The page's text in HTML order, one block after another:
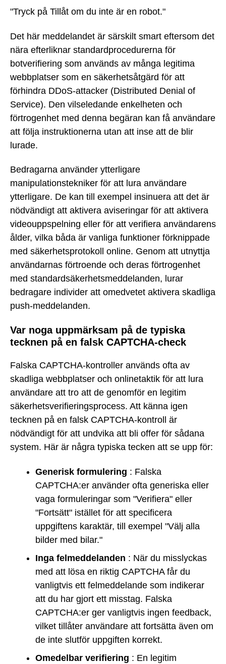
"Tryck på Tillåt om du inte är en robot."
Det här meddelandet är särskilt smart eftersom det
nära efterliknar standardprocedurerna för
botverifiering som används av många legitima
webbplatser som en säkerhetsåtgärd för att
förhindra DDoS-attacker (Distributed Denial of
Service). Den vilseledande enkelheten och
förtrogenhet med denna begäran kan få användare
att följa instruktionerna utan att inse att de blir
lurade.
Bedragarna använder ytterligare
manipulationstekniker för att lura användare
ytterligare. De kan till exempel insinuera att det är
nödvändigt att aktivera aviseringar för att aktivera
videouppspelning eller för att verifiera användarens
ålder, vilka båda är vanliga funktioner förknippade
med säkerhetsprotokoll online. Genom att utnyttja
användarnas förtroende och deras förtrogenhet
med standardsäkerhetsmeddelanden, lurar
bedragare individer att omedvetet aktivera skadliga
push-meddelanden.
Var noga uppmärksam på de typiska
tecknen på en falsk CAPTCHA-check
Falska CAPTCHA-kontroller används ofta av
skadliga webbplatser och onlinetaktik för att lura
användare att tro att de genomför en legitim
säkerhetsverifieringsprocess. Att känna igen
tecknen på en falsk CAPTCHA-kontroll är
nödvändigt för att undvika att bli offer för sådana
system. Här är några typiska tecken att se upp för:
Generisk formulering : Falska
CAPTCHA:er använder ofta generiska eller
vaga formuleringar som "Verifiera" eller
"Fortsätt" istället för att specificera
uppgiftens karaktär, till exempel "Välj alla
bilder med bilar."
Inga felmeddelanden : När du misslyckas
med att lösa en riktig CAPTCHA får du
vanligtvis ett felmeddelande som indikerar
att du har gjort ett misstag. Falska
CAPTCHA:er ger vanligtvis ingen feedback,
vilket tillåter användare att fortsätta även om
de inte slutför uppgiften korrekt.
Omedelbar verifiering : En legitim